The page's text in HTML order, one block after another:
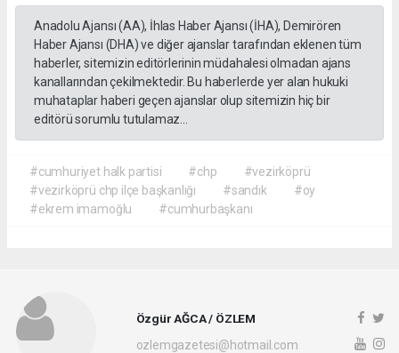
Anadolu Ajansı (AA), İhlas Haber Ajansı (İHA), Demirören
Haber Ajansı (DHA) ve diğer ajanslar tarafından eklenen tüm
haberler, sitemizin editörlerinin müdahalesi olmadan ajans
kanallarından çekilmektedir. Bu haberlerde yer alan hukuki
muhataplar haberi geçen ajanslar olup sitemizin hiç bir
editörü sorumlu tutulamaz...
#cumhuriyet halk partisi #chp
#vezirköprü
#vezirköprü chp ilçe başkanlığı
#sandık
#oy
#ekrem imamoğlu
#cumhurbaşkanı
Özgür AĞCA / ÖZLEM
ozlemgazetesi@hotmail.com